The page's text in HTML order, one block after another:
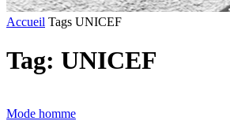
Accueil Tags UNICEF
Tag: UNICEF
Mode homme